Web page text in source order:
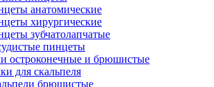
анатомические
хирургические
зубчатолапчатые
пинцеты
остроконечные и брюшистые
для скальпеля
брюшистые